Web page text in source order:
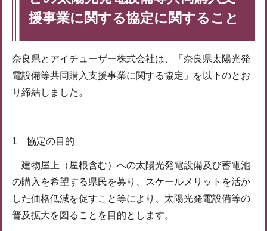
援事業に関する協定に関すること
奈良県とアイチューザー株式会社は、「奈良県太陽光発
電設備等共同購入支援事業に関する協定」を以下のとお
り締結しました。
1 協定の目的
建物屋上（屋根含む）への太陽光発電設備及び蓄電池
の購入を希望する県民を募り、スケールメリットを活か
した価格低減を促すこと等により、太陽光発電設備等の
普及拡大を図ることを目的とします。